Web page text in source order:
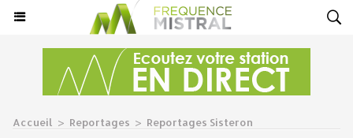
Accueil > Reportages > Reportages Sisteron